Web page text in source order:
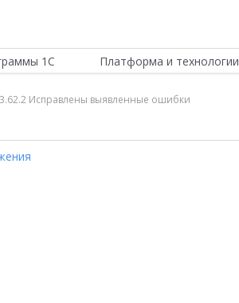
1С Платформа и технологии
Исправлены выявленные ошибки